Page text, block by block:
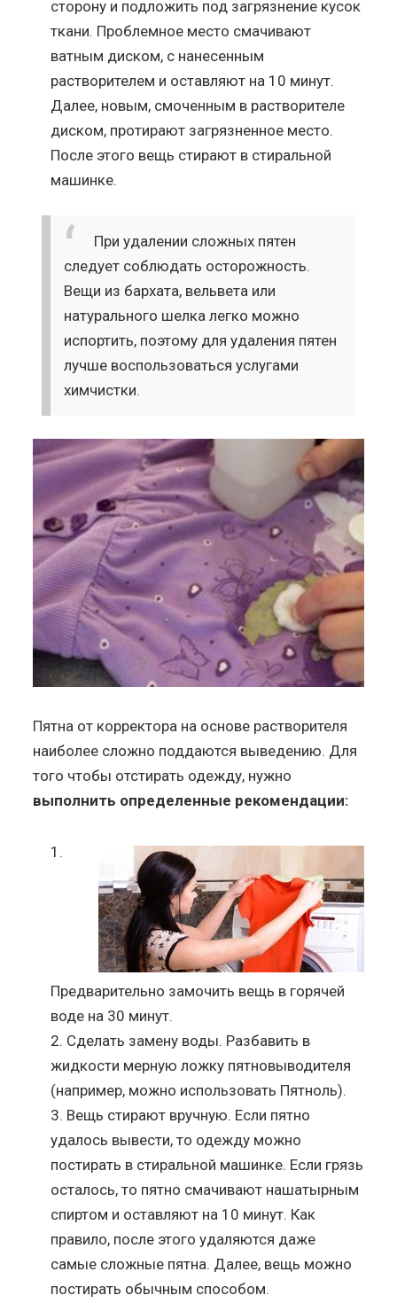
сторону и подложить под загрязнение кусок
ткани. Проблемное место смачивают
ватным диском, с нанесенным
растворителем и оставляют на 10 минут.
Далее, новым, смоченным в растворителе
диском, протирают загрязненное место.
После этого вещь стирают в стиральной
машинке.
При удалении сложных пятен
следует соблюдать осторожность.
Вещи из бархата, вельвета или
натурального шелка легко можно
испортить, поэтому для удаления пятен
лучше воспользоваться услугами
химчистки.
Пятна от корректора на основе растворителя
наиболее сложно поддаются выведению. Для
того чтобы отстирать одежду, нужно
выполнить определенные рекомендации:
Предварительно замочить вещь в горячей
воде на 30 минут.
Сделать замену воды. Разбавить в
жидкости мерную ложку пятновыводителя
(например, можно использовать Пятноль).
Вещь стирают вручную. Если пятно
удалось вывести, то одежду можно
постирать в стиральной машинке. Если грязь
осталось, то пятно смачивают нашатырным
спиртом и оставляют на 10 минут. Как
правило, после этого удаляются даже
самые сложные пятна. Далее, вещь можно
постирать обычным способом.